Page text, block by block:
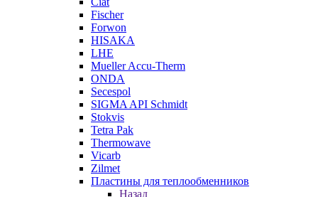
Fischer
Forwon
HISAKA
LHE
Mueller Accu-Therm
ONDA
Secespol
SIGMA API Schmidt
Stokvis
Tetra Pak
Thermowave
Vicarb
Zilmet
Пластины для теплообменников
Назад